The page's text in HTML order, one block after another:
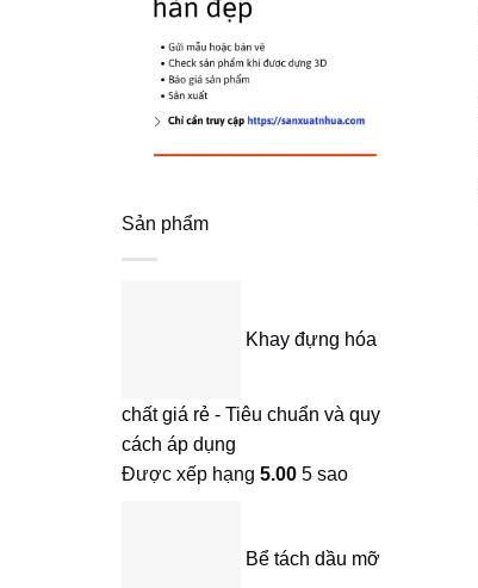
Sản phẩm
Khay đựng hóa
chất giá rẻ - Tiêu chuẩn và quy
cách áp dụng
Được xếp hạng 5.00 5 sao
Bể tách dầu mỡ